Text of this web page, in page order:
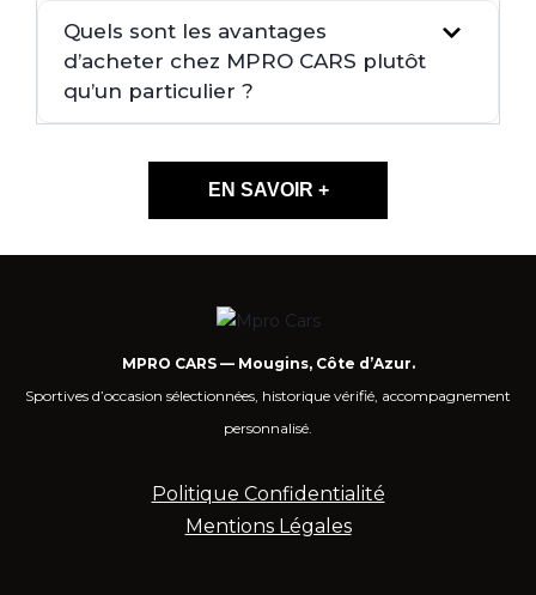
Quels sont les avantages
d’acheter chez MPRO CARS plutôt
qu’un particulier ?
EN SAVOIR +
MPRO CARS — Mougins, Côte d’Azur.
Sportives d’occasion sélectionnées, historique vérifié, accompagnement
personnalisé.
Politique Confidentialité
Mentions Légales